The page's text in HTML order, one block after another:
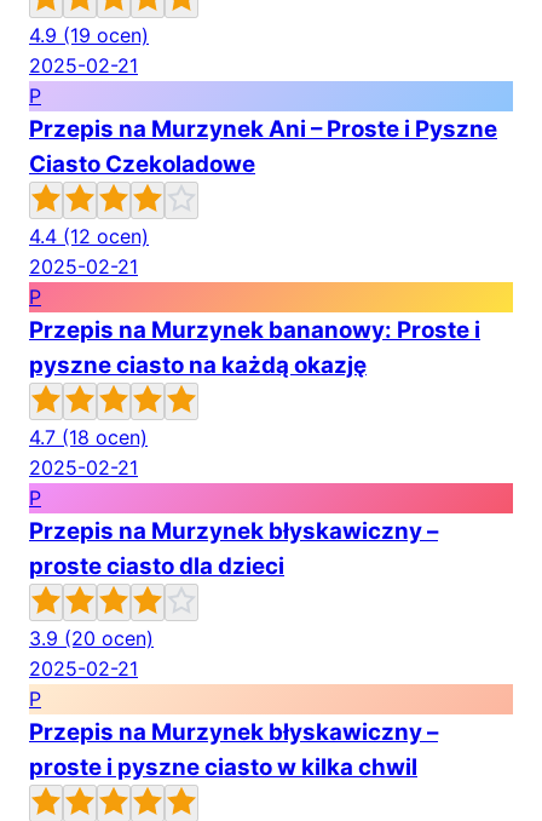
4.9 (19 ocen)
2025-02-21
P
Przepis na Murzynek Ani – Proste i Pyszne
Ciasto Czekoladowe
4.4 (12 ocen)
2025-02-21
P
Przepis na Murzynek bananowy: Proste i
pyszne ciasto na każdą okazję
4.7 (18 ocen)
2025-02-21
P
Przepis na Murzynek błyskawiczny –
proste ciasto dla dzieci
3.9 (20 ocen)
2025-02-21
P
Przepis na Murzynek błyskawiczny –
proste i pyszne ciasto w kilka chwil